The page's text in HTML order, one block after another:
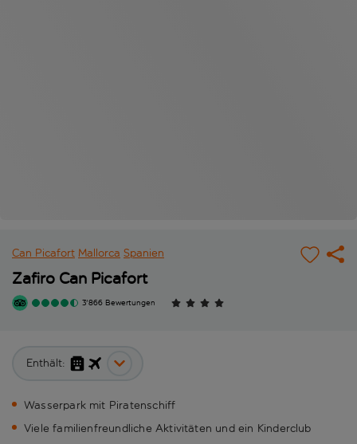
Can Picafort Mallorca Spanien
Zafiro Can Picafort
3'866 Bewertungen
Enthält:
Wasserpark mit Piratenschiff
Viele familienfreundliche Aktivitäten und ein Kinderclub